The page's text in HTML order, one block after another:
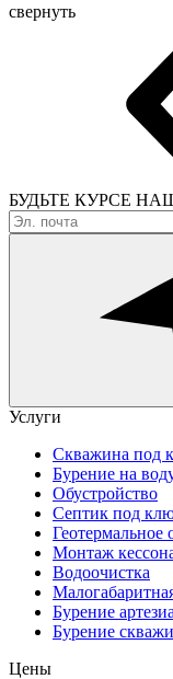
свернуть
БУДЬТЕ КУРСЕ
Услуги
Скважина под
Бурение на
Обустройство
Септик под
Геотермальное
Монтаж
Водоочистка
Бурение
Бурение
Цены